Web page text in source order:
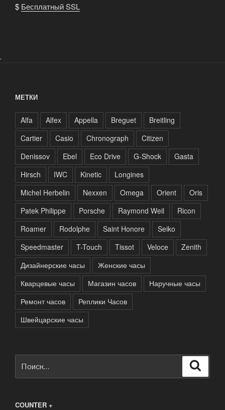
$ Бесплатный SSL
.
МЕТКИ
Alfa Alfex Appella Breguet
Breitling
Cartier
Casio Chronograph
Citizen
Denissov
Ebel Eco Drive G-Shock
Gasta
Hirsch
IWC Kinetic
Longines
Michel Herbelin
Nexxen Omega Orient
Oris
Patek Philippe
Porsche Raymond Weil
Ricon
Roamer
Rodolphe Saint Honore
Seiko
Speedmaster
T-Touch Tissot Veloce
Zenith
Дизайнерские часы
Женские часы
Кварцевые часы
Магазин часов
Наручные часы
Ремонт часов
Реплики Часов
Швейцарские часы
COUNTER +